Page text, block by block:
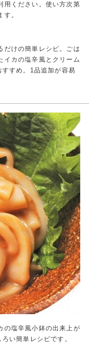
用ください。使い方次第
。
だけの簡単レシピ。ごは
イカの塩辛風とクリーム
すめ。1品追加が容易
の塩辛風小鉢の出来上が
い簡単レシピです。